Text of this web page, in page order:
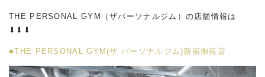
THE PERSONAL GYM（ザパーソナルジム）の店舗情報は
⬇︎⬇︎⬇︎
■THE PERSONAL GYM(ザ パーソナルジム)新宿御苑店